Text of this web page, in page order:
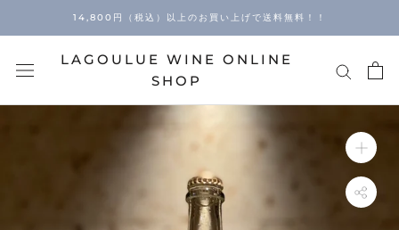
14,800円（税込）以上のお買い上げで送料無料！！
LAGOULUE WINE ONLINE
SHOP